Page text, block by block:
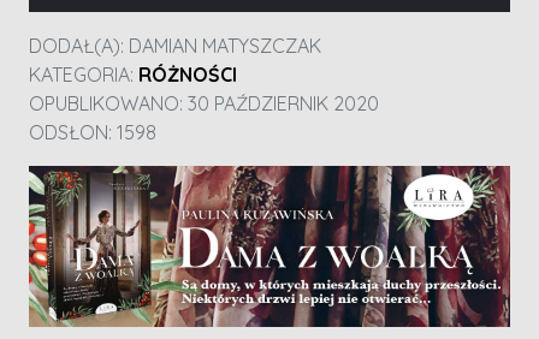
DODAŁ(A): DAMIAN MATYSZCZAK
KATEGORIA: RÓŻNOŚCI
OPUBLIKOWANO: 30 PAŹDZIERNIK 2020
ODSŁON: 1598